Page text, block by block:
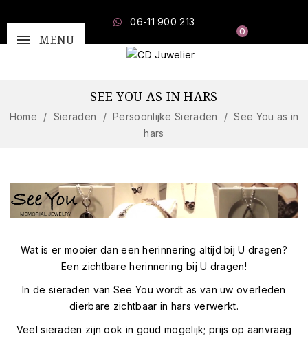
06-11 900 213
MENU
0
SEE YOU AS IN HARS
Home Sieraden Persoonlijke Sieraden
See You as in
hars
Wat is er mooier dan een herinnering altijd bij U dragen?
Een zichtbare herinnering bij U dragen!
In de sieraden van See You wordt as van uw overleden
dierbare zichtbaar in hars verwerkt.
Veel sieraden zijn ook in goud mogelijk; prijs op aanvraag